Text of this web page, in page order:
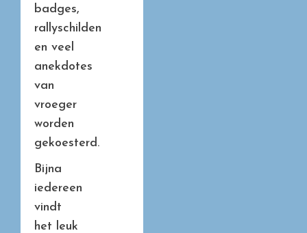
badges,
rallyschilden
en veel
anekdotes
van
vroeger
worden
gekoesterd.
Bijna
iedereen
vindt
het leuk